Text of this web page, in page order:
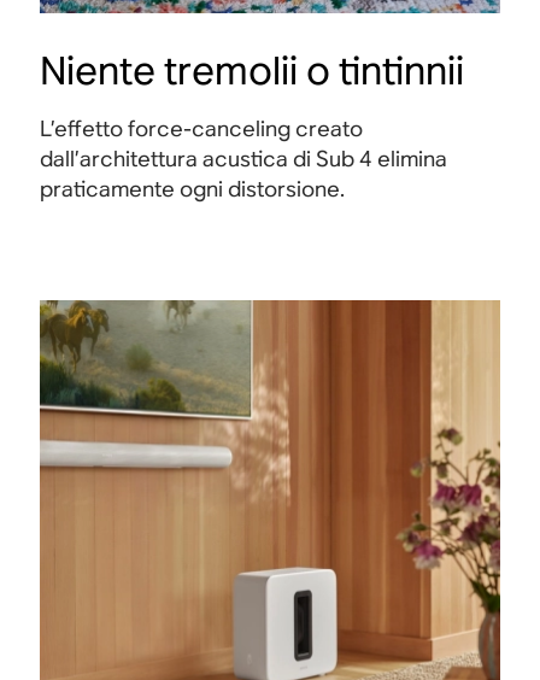
Niente tremolii o tintinnii
L’effetto force-canceling creato
dall’architettura acustica di Sub 4 elimina
praticamente ogni distorsione.